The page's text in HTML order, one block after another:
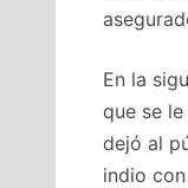
En la
que se
dejó al
indio